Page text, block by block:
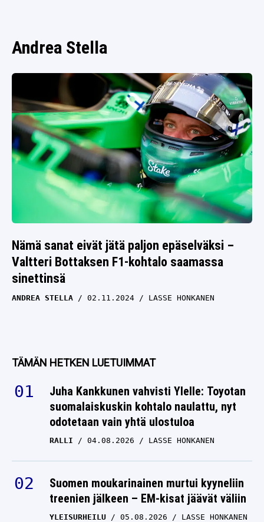
Andrea Stella
Nämä sanat eivät jätä paljon epäselväksi –
Valtteri Bottaksen F1-kohtalo saamassa
sinettinsä
ANDREA STELLA 02.11.2024 LASSE HONKANEN
TÄMÄN HETKEN LUETUIMMAT
Juha Kankkunen vahvisti Ylelle: Toyotan
suomalaiskuskin kohtalo naulattu, nyt
odotetaan vain yhtä ulostuloa
RALLI 04.08.2026 LASSE HONKANEN
Suomen moukarinainen murtui kyyneliin
treenien jälkeen – EM-kisat jäävät väliin
YLEISURHEILU 05.08.2026 LASSE HONKANEN